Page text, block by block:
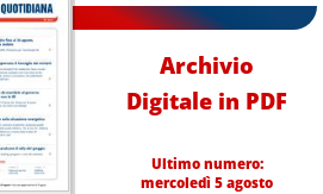
Archivio
Digitale in PDF
Ultimo numero:
mercoledì 5 agosto